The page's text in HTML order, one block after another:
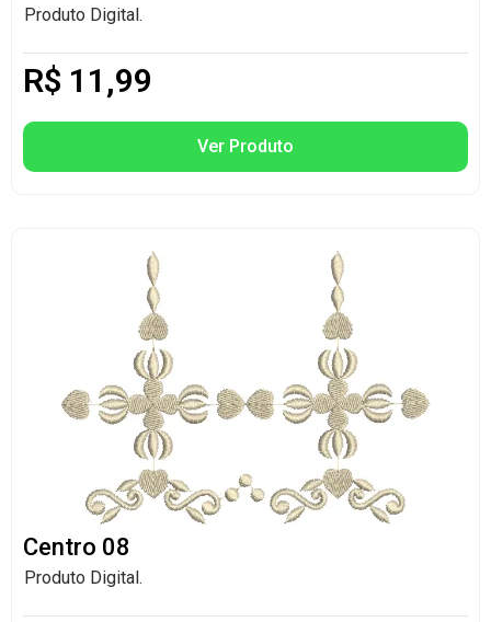
Produto Digital.
R$ 11,99
Ver Produto
Centro 08
Produto Digital.